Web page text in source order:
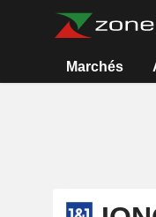
Marchés